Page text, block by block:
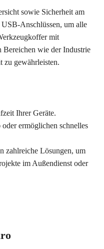
sowie Sicherheit am
Anschlüssen, um alle
mit
Bereichen wie der Industrie
zu gewährleisten.
Ihrer Geräte.
oder ermöglichen schnelles
zahlreiche Lösungen, um
im Außendienst oder